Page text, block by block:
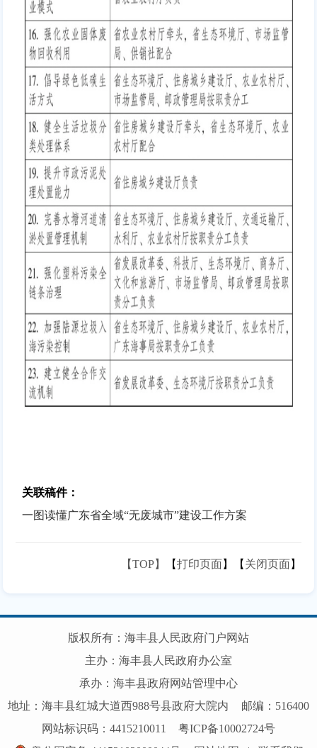
关联稿件：
一图读懂广东省全域“无废城市”建设工作方案
【TOP】 【打印页面】【 关闭页面】
版权所有：海丰县人民政府门户网站
主办：海丰县人民政府办公室
承办：海丰县政府网站管理中心
地址：海丰县红城大道西988号县政府大院内
邮编：516400
网站标识码：4415210011
粤ICP备10002724号